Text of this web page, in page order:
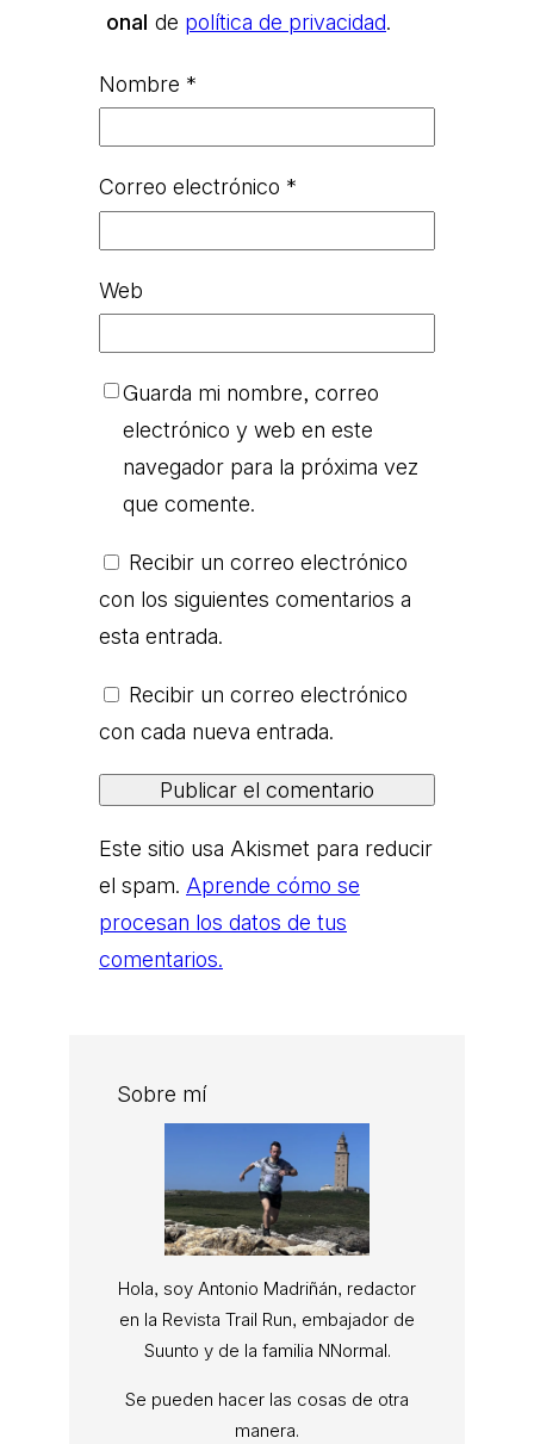
onal de política de privacidad.
Nombre *
Correo electrónico *
Web
Guarda mi nombre, correo
electrónico y web en este
navegador para la próxima vez
que comente.
Recibir un correo electrónico
con los siguientes comentarios a
esta entrada.
Recibir un correo electrónico
con cada nueva entrada.
Este sitio usa Akismet para reducir
el spam. Aprende cómo se
procesan los datos de tus
comentarios.
Sobre mí
Hola, soy Antonio Madriñán, redactor
en la Revista Trail Run, embajador de
Suunto y de la familia NNormal.
Se pueden hacer las cosas de otra
manera.